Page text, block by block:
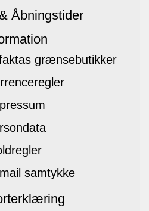
Åbningstider
grænsebutikker
samtykke